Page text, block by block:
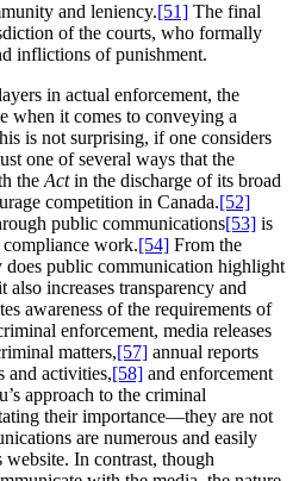
and leniency.[51] The final
of the courts, who formally
inflictions of punishment.
in actual enforcement, the
when it comes to conveying a
is not surprising, if one considers
one of several ways that the
the Actin the discharge of its broad
competition in Canada.[52]
public communications[53] is
work.[54] From the
does public communication highlight
increases transparency and
awareness of the requirements of
enforcement, media releases
matters,[57] annual reports
and activities,[58] and enforcement
approach to the criminal
their importance—they are not
are numerous and easily
website. In contrast, though